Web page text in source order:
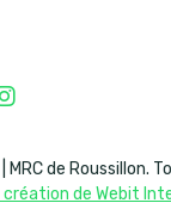
de Roussillon.
création de Webit